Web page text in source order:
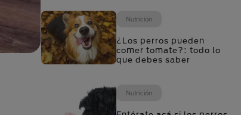
Nutrición
¿Los perros pueden
comer tomate?: todo lo
que debes saber
Nutrición